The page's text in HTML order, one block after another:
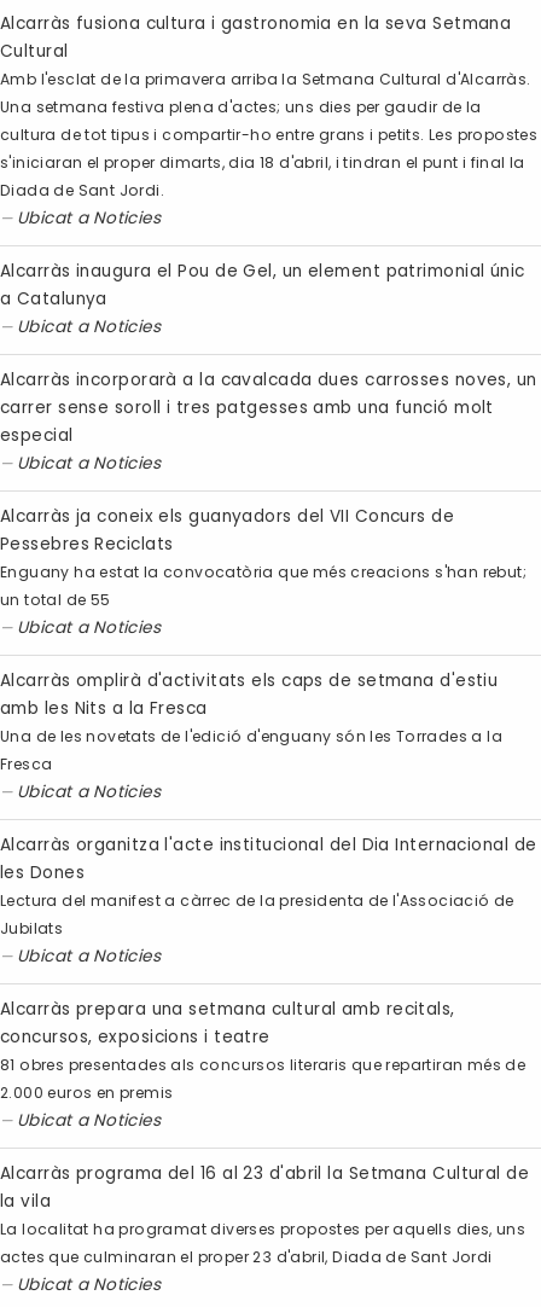
Alcarràs fusiona cultura i gastronomia en la seva Setmana
Cultural
Amb l'esclat de la primavera arriba la Setmana Cultural d'Alcarràs.
Una setmana festiva plena d'actes; uns dies per gaudir de la
cultura de tot tipus i compartir-ho entre grans i petits. Les propostes
s'iniciaran el proper dimarts, dia 18 d'abril, i tindran el punt i final la
Diada de Sant Jordi.
Ubicat a Noticies
Alcarràs inaugura el Pou de Gel, un element patrimonial únic
a Catalunya
Ubicat a Noticies
Alcarràs incorporarà a la cavalcada dues carrosses noves, un
carrer sense soroll i tres patgesses amb una funció molt
especial
Ubicat a Noticies
Alcarràs ja coneix els guanyadors del VII Concurs de
Pessebres Reciclats
Enguany ha estat la convocatòria que més creacions s'han rebut;
un total de 55
Ubicat a Noticies
Alcarràs omplirà d'activitats els caps de setmana d'estiu
amb les Nits a la Fresca
Una de les novetats de l'edició d'enguany són les Torrades a la
Fresca
Ubicat a Noticies
Alcarràs organitza l'acte institucional del Dia Internacional de
les Dones
Lectura del manifest a càrrec de la presidenta de l'Associació de
Jubilats
Ubicat a Noticies
Alcarràs prepara una setmana cultural amb recitals,
concursos, exposicions i teatre
81 obres presentades als concursos literaris que repartiran més de
2.000 euros en premis
Ubicat a Noticies
Alcarràs programa del 16 al 23 d'abril la Setmana Cultural de
la vila
La localitat ha programat diverses propostes per aquells dies, uns
actes que culminaran el proper 23 d'abril, Diada de Sant Jordi
Ubicat a Noticies